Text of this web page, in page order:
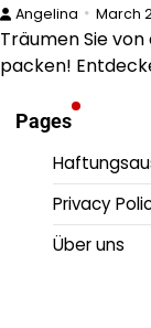
Angelina March
Träumen Sie von
packen!
Pages
Privacy
Über uns